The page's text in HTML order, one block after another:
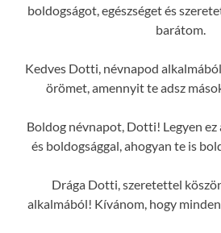
boldogságot, egészséget és
barátom.
Kedves Dotti, névnapod
örömet, amennyit te adsz
Boldog névnapot, Dotti! Legyen
és boldogsággal, ahogyan te is
Drága Dotti, szeretettel
alkalmából! Kívánom, hogy